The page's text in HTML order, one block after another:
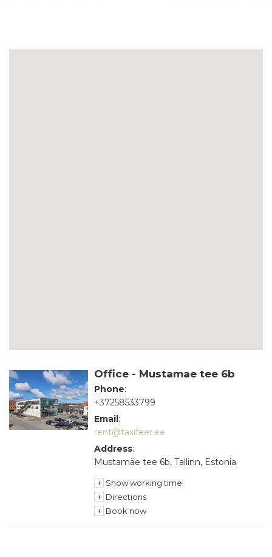
Office - Mustamae tee 6b
Phone:
+37258533799
Email:
rent@taxifeer.ee
Address:
Mustamäe tee 6b, Tallinn, Estonia
+ Show working time
+ Directions
+ Book now